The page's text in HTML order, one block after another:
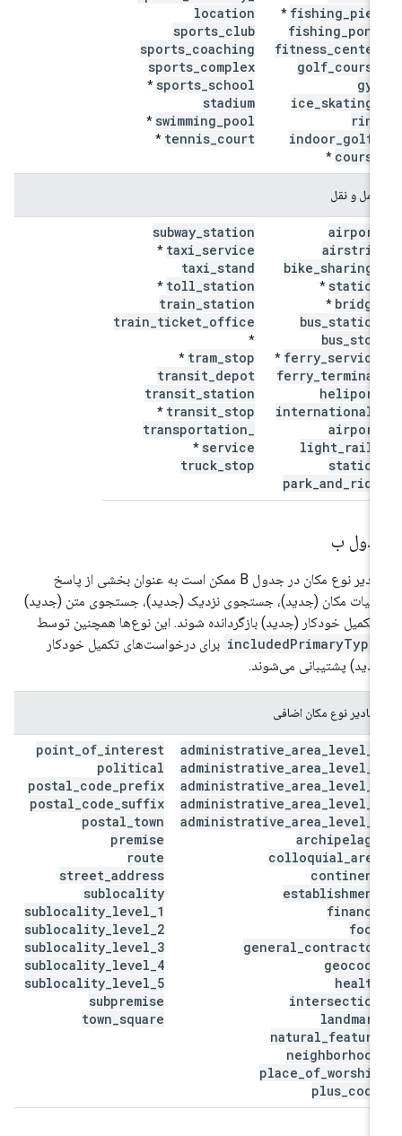
fishing_
*
fishing_
fitness_center
golf_course
ice_skating
indoor_golf
course
*
location
sports_club
sports_coaching
sports_complex
sports_school
*
stadium
swimming_pool
*
tennis_court
*
حمل و نقل
airport
airstrip
bike_sharing
station
*
bridge
*
bus_station
bus_
ferry_service
*
ferry_terminal
heliport
international
airport
light_rail
station
park_and_
subway_station
taxi_service
*
taxi_stand
toll_station
*
train_station
train_ticket_office
tram_stop
*
transit_depot
transit_station
transit_stop
*
transportation
service
*
truck_stop
ب
مقادیر نوع مکان در جدول B ممکن است به عنوان بخشی از پاسخ
مکان (جدید)، جستجوی نزدیک (جدید)، جستجوی متن (جدید)
تکمیل خودکار (جدید) بازگردانده شوند. این نوع‌ها همچنین توسط
برای درخواست‌های تکمیل خودکار
پشتیبانی می‌شوند.
مقادیر نوع مکان اضافی
administrative_area_level
administrative_area_level
administrative_area_level
administrative_area_level
administrative_area_level
archipelago
colloquial_
continent
establishment
finance
general_contractor
geocode
health
intersection
landmark
natural_feature
neighborhood
place_ of_worship
plus_
point_ of_interest
political
postal_code_prefix
postal_code_suffix
postal_town
premise
route
street_address
sublocality
sublocality_level
sublocality_level
sublocality_level
sublocality_level
sublocality_level
subpremise
town_square